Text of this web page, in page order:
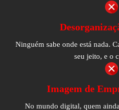
Ninguém sabe onde está nada.
seu jeito, e o
Imagem de
No mundo digital, quem